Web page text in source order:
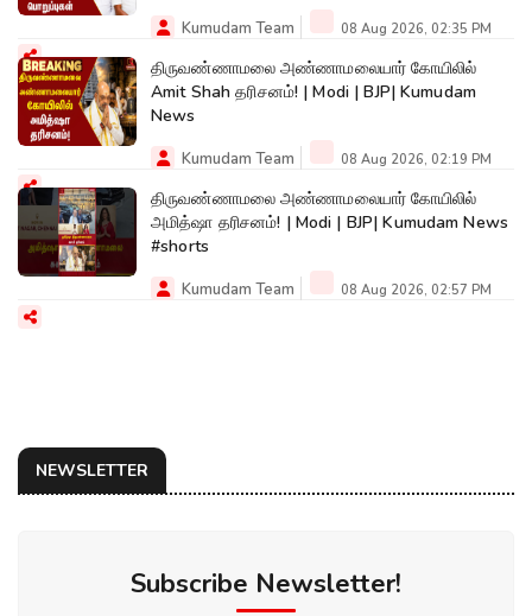
Kumudam Team 08 Aug 2026, 02:35 PM
திருவண்ணாமலை அண்ணாமலையார் கோயிலில்
Amit Shah தரிசனம்! | Modi | BJP| Kumudam
News
Kumudam Team 08 Aug 2026, 02:19 PM
திருவண்ணாமலை அண்ணாமலையார் கோயிலில்
அமித்ஷா தரிசனம்! | Modi | BJP| Kumudam News
#shorts
Kumudam Team 08 Aug 2026, 02:57 PM
NEWSLETTER
Subscribe Newsletter!